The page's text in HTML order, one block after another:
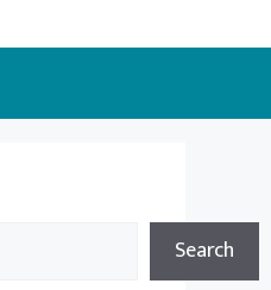
Search